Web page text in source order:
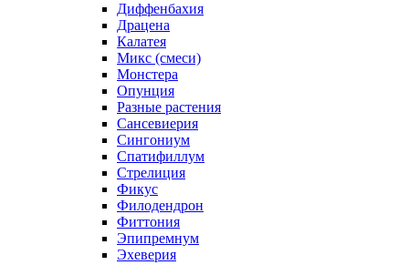
Диффенбахия
Драцена
Калатея
Микс (смеси)
Монстера
Опунция
Разные растения
Сансевиерия
Сингониум
Спатифиллум
Стрелиция
Фикус
Филодендрон
Фиттония
Эпипремнум
Эхеверия